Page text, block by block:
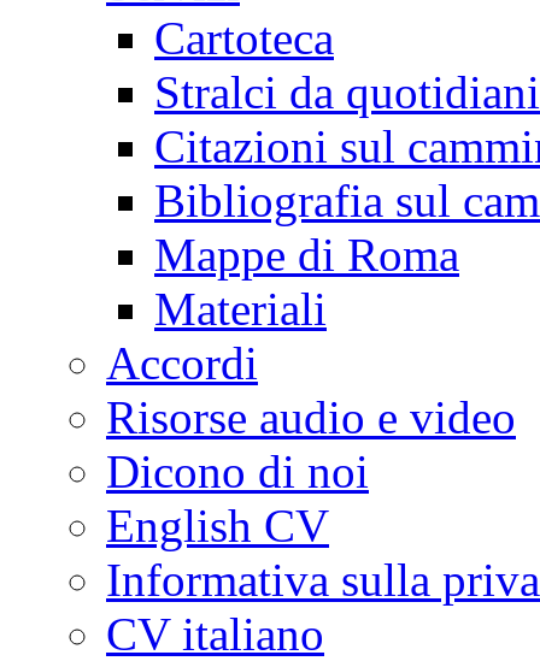
Cartoteca
Stralci da
Citazioni sul
Bibliografia sul
Mappe di Roma
Materiali
Accordi
Risorse audio e video
Dicono di noi
English CV
Informativa sulla
CV italiano